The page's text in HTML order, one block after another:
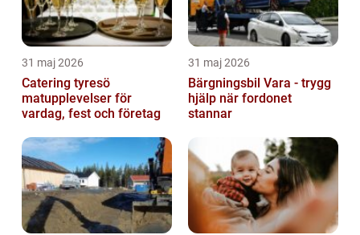
31 maj 2026
Catering tyresö
matupplevelser för
vardag, fest och företag
31 maj 2026
Bärgningsbil Vara - trygg
hjälp när fordonet
stannar